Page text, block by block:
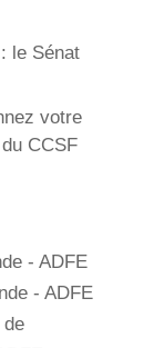
le Sénat
votre
CCSF
- ADFE
- ADFE